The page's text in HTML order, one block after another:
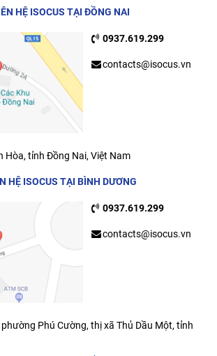
HỆ ISOCUS TẠI ĐỒNG NAI
0937.619.299
contacts@isocus.vn
Hòa, tỉnh Đồng Nai, Việt Nam
HỆ ISOCUS TẠI BÌNH DƯƠNG
0937.619.299
contacts@isocus.vn
Phú Cường, thị xã Thủ Dầu Một, tỉnh